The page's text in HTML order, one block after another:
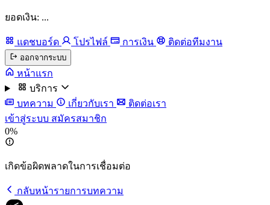
ยอดเงิน: ...
แดชบอร์ด โปรไฟล์ การเงิน ติดต่อทีมงาน
ออกจากระบบ
หน้าแรก
บริการ
บทความ
เกี่ยวกับเรา
ติดต่อเรา
เข้าสู่ระบบ สมัครสมาชิก
0%
เกิดข้อผิดพลาดในการเชื่อมต่อ
กลับหน้ารายการบทความ